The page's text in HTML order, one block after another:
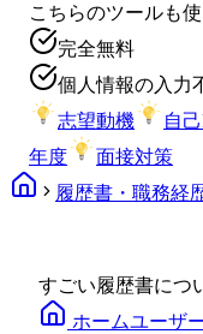
こちらのツールも
完全無料
個人情報の入力
志望動機
自
年度
面接対策
履歴書・職務経
すごい履歴書につ
ホームユーザ